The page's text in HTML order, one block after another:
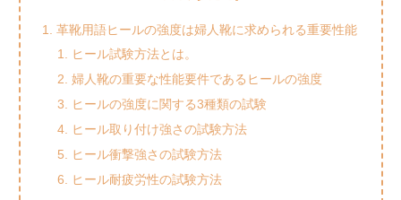
革靴用語ヒールの強度は婦人靴に求められる重要性能
ヒール試験方法とは。
婦人靴の重要な性能要件であるヒールの強度
ヒールの強度に関する3種類の試験
ヒール取り付け強さの試験方法
ヒール衝撃強さの試験方法
ヒール耐疲労性の試験方法